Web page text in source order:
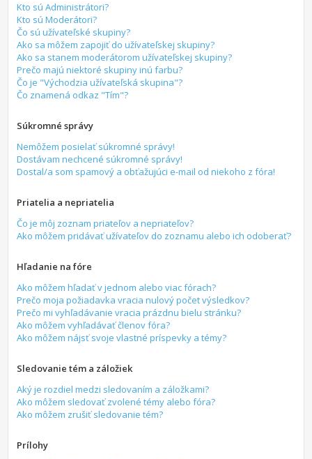
Kto sú Administrátori?
Kto sú Moderátori?
Čo sú užívateľské skupiny?
Ako sa môžem zapojiť do užívateľskej skupiny?
Ako sa stanem moderátorom užívateľskej skupiny?
Prečo majú niektoré skupiny inú farbu?
Čo je "Východzia užívateľská skupina"?
Čo znamená odkaz "Tím"?
Súkromné správy
Nemôžem posielať súkromné správy!
Dostávam nechcené súkromné správy!
Dostal/a som spamový a obťažujúci e-mail od niekoho z fóra!
Priatelia a nepriatelia
Čo je môj zoznam priateľov a nepriateľov?
Ako môžem pridávať užívateľov do zoznamu alebo ich odoberať?
Hľadanie na fóre
Ako môžem hľadať v jednom alebo viac fórach?
Prečo moja požiadavka vracia nulový počet výsledkov?
Prečo mi vyhľadávanie vracia prázdnu bielu stránku?
Ako môžem vyhľadávať členov fóra?
Ako môžem nájsť svoje vlastné príspevky a témy?
Sledovanie tém a záložiek
Aký je rozdiel medzi sledovaním a záložkami?
Ako môžem sledovať zvolené témy alebo fóra?
Ako môžem zrušiť sledovanie tém?
Prílohy